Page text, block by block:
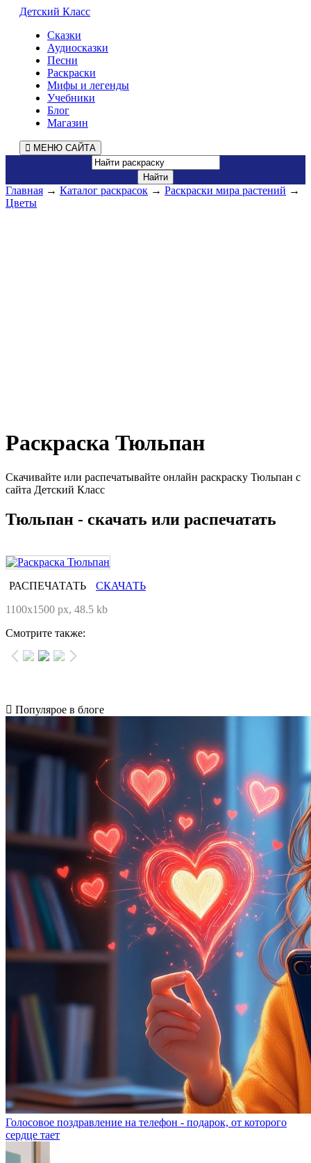
Детский Класс
Сказки
Аудиосказки
Песни
Раскраски
Мифы и легенды
Учебники
Блог
Магазин
МЕНЮ САЙТА
Главная → Каталог раскрасок → Раскраски мира растений →
Цветы
Раскраска Тюльпан
Скачивайте или распечатывайте онлайн раскраску Тюльпан с
сайта Детский Класс
Тюльпан - скачать или распечатать
РАСПЕЧАТАТЬ
СКАЧАТЬ
1100x1500 px, 48.5 kb
Смотрите также:
Популярое в блоге
Голосовое поздравление на телефон - подарок, от которого
сердце тает